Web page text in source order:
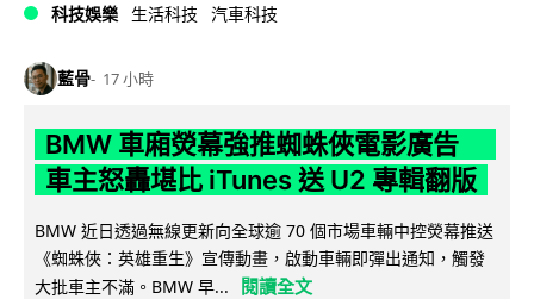
科技娛樂 生活科技 汽車科技
藍骨 17 小時
BMW 車廂熒幕強推蜘蛛俠電影廣告
車主怒轟堪比 iTunes 送 U2 專輯翻版
BMW 近日透過無線更新向全球逾 70 個市場車輛中控熒幕推送
《蜘蛛俠：英雄重生》宣傳動畫，啟動車輛即彈出通知，觸發
大批車主不滿。BMW 早...
閱讀全文